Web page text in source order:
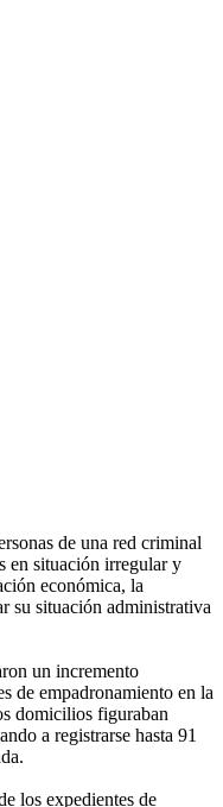
de una red criminal
en situación irregular y
económica, la
su situación administrativa
un incremento
de empadronamiento en la
domicilios figuraban
a registrarse hasta 91
los expedientes de